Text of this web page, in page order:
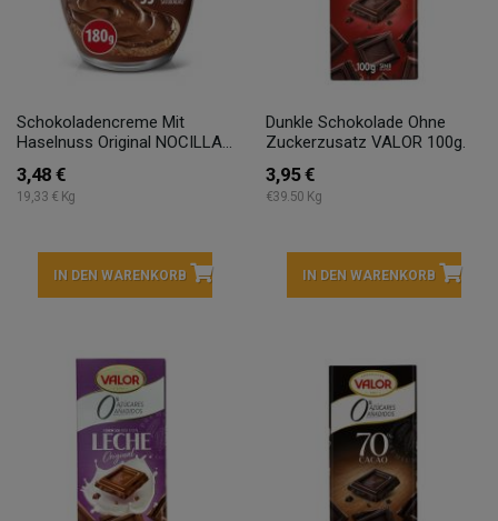
Schokoladencreme Mit
Haselnuss Original NOCILLA...
3,48 €
19,33 € Kg
IN DEN WARENKORB
Dunkle Schokolade Ohne
Zuckerzusatz VALOR 100g.
3,95 €
€39.50 Kg
IN DEN WARENKORB